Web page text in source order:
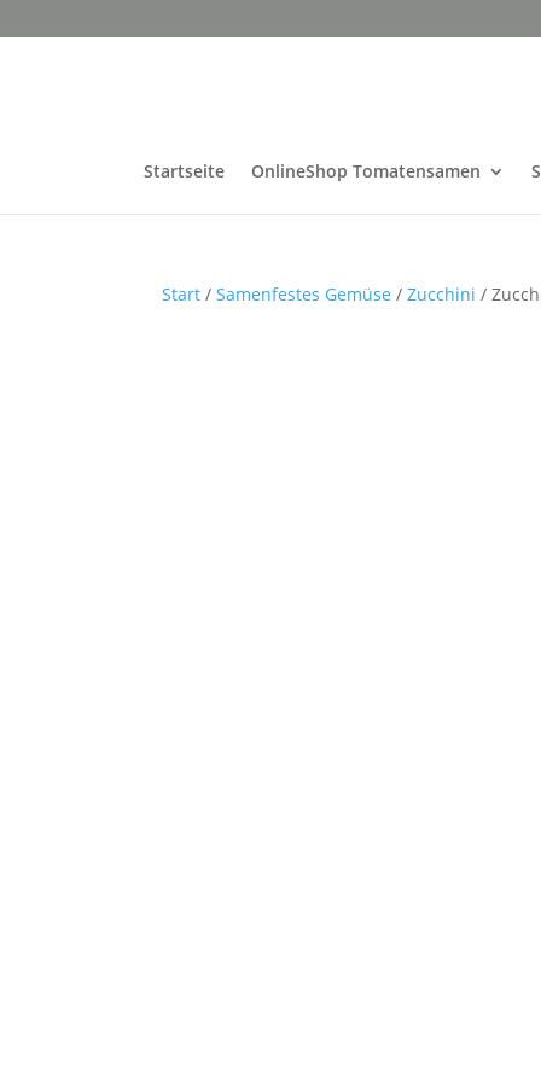
Startseite OnlineShop Tomatensamen
Start /Samenfestes Gemüse /Zucchini /